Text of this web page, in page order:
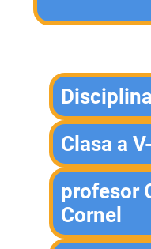
Clasa a
profesor
Cornel